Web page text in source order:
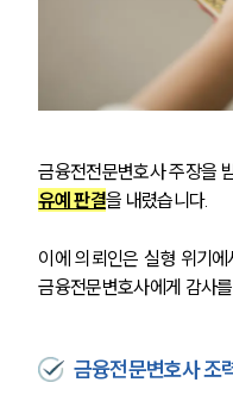
금융·자
구
금
금융전전문변호사 주장을
유예 판결을 내렸습니다.
이에 의뢰인은 실형 위기
금융전문변호사에게 감사
금융전문변호사 조